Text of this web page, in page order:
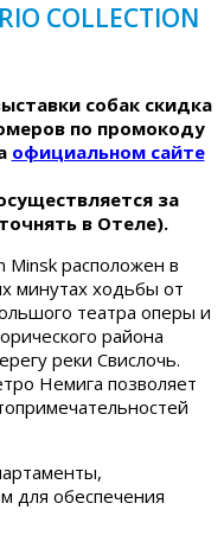
COLLECTION
собак скидка
по промокоду
официальном сайте
за
в Отеле).
Minsk расположен в
минутах ходьбы от
театра оперы и
района
реки Свислочь.
Немига позволяет
для обеспечения